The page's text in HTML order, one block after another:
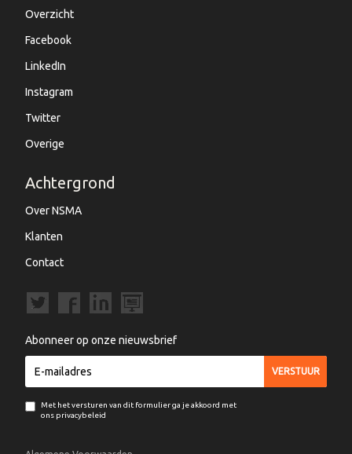
Overzicht
Facebook
LinkedIn
Instagram
Twitter
Overige
Achtergrond
Over NSMA
Klanten
Contact
Abonneer op onze nieuwsbrief
Met het versturen van dit formulier ga je akkoord met
ons privacybeleid